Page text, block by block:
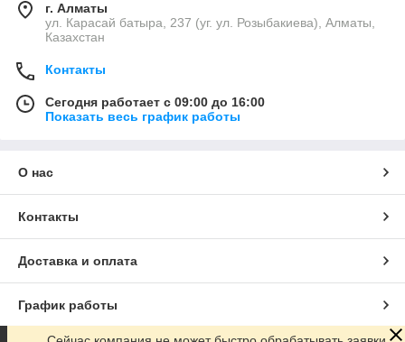
г. Алматы
ул. Карасай батыра, 237 (уг. ул. Розыбакиева), Алматы,
Казахстан
Контакты
Сегодня работает с 09:00 до 16:00
Показать весь график работы
О нас
Контакты
Доставка и оплата
График работы